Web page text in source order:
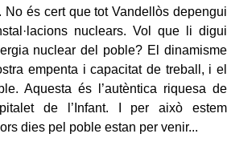
No és cert que tot Vandellòs depengui
nuclears. Vol que li digui
nuclear del poble? El dinamisme
empenta i capacitat de treball, i el
Aquesta és l’autèntica riquesa de
de l’Infant. I per això estem
dies pel poble estan per venir...